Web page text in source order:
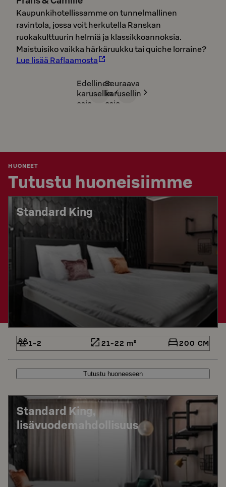
Kaupunkihotellissamme on tunnelmallinen
ravintola, jossa voit herkutella Ranskan
ruokakulttuurin helmiä ja klassikkoannoksia.
Maistuisiko vaikka härkäruukku tai quiche lorraine?
Lue lisää Raflaamosta
Edellinen
karusellin
osio
Seuraava
karusellin
osio
HUONEET
Tutustu huoneisiimme
Standard King
1-2 21-22 m² 200 CM
Tutustu huoneeseen
Standard King,
lisävuodemahdollisuus